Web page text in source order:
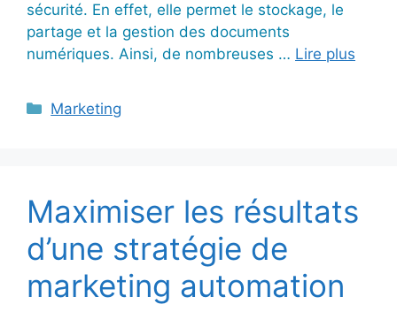
sécurité. En effet, elle permet le stockage, le
partage et la gestion des documents
numériques. Ainsi, de nombreuses … Lire plus
Catégories
Marketing
Maximiser les résultats
d’une stratégie de
marketing automation